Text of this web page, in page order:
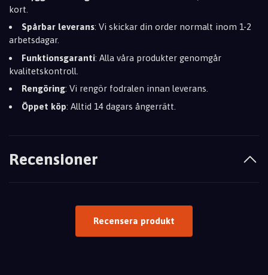
kort.
Spårbar leverans: Vi skickar din order normalt inom 1-2
arbetsdagar.
Funktionsgaranti: Alla våra produkter genomgår
kvalitetskontroll.
Rengöring: Vi rengör fodralen innan leverans.
Öppet köp: Alltid 14 dagars ångerrätt.
Recensioner
Recensera produkt